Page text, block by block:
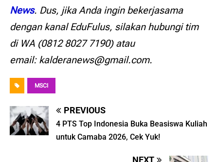
News. Dus, jika Anda ingin bekerjasama
dengan kanal EduFulus, silakan hubungi tim
di WA (0812 8027 7190) atau
email: kalderanews@gmail.com.
MSCI
PREVIOUS
4 PTS Top Indonesia Buka Beasiswa Kuliah
untuk Camaba 2026, Cek Yuk!
NEXT